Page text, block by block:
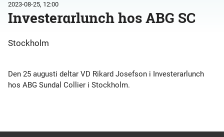
2023-08-25, 12:00
Investerarlunch hos ABG SC
Stockholm
Den 25 augusti deltar VD Rikard Josefson i Investerarlunch
hos ABG Sundal Collier i Stockholm.